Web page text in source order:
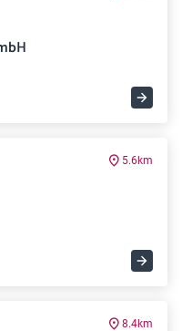
5.6km
8.4km